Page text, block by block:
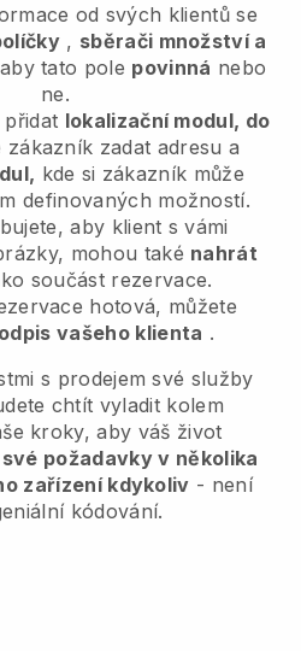
od svých klientů se
, sběrači množství a
tato pole povinná nebo
ne.
lokalizační modul, do
zákazník zadat adresu a
kde si zákazník může
definovaných možností.
aby klient s vámi
mohou také nahrát
součást rezervace.
hotová, můžete
vašeho klienta .
s prodejem své služby
chtít vyladit kolem
kroky, aby váš život
požadavky v několika
zařízení kdykoliv - není
kódování.